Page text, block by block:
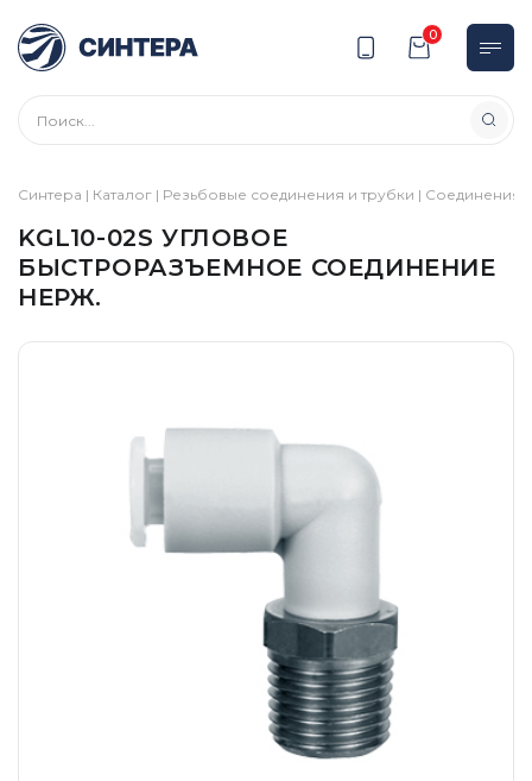
0
Синтера | Каталог | Резьбовые соединения и трубки | Соединения
KGL10-02S УГЛОВОЕ
БЫСТРОРАЗЪЕМНОЕ СОЕДИНЕНИЕ
НЕРЖ.